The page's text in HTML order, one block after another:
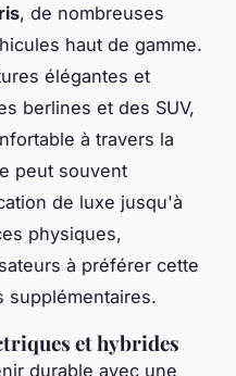
, de nombreuses
haut de gamme.
élégantes et
berlines et des SUV,
à travers la
peut souvent
de luxe jusqu'à
physiques,
à préférer cette
supplémentaires.
et hybrides
durable avec une